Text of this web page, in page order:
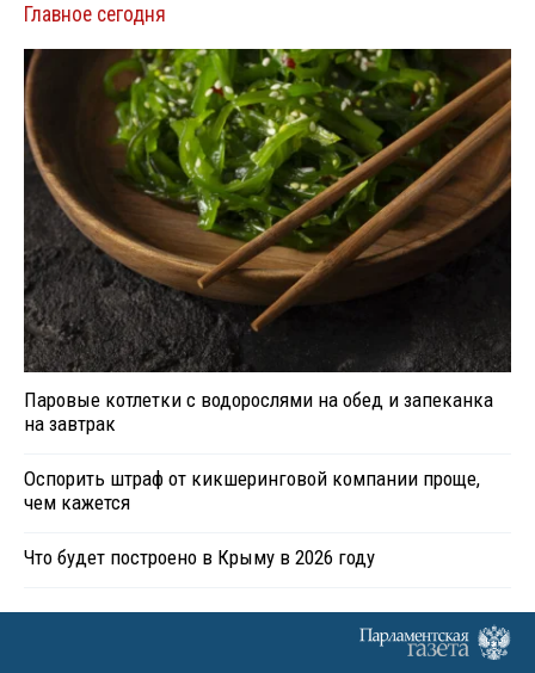
Главное сегодня
Паровые котлетки с водорослями на обед и запеканка
на завтрак
Оспорить штраф от кикшеринговой компании проще,
чем кажется
Что будет построено в Крыму в 2026 году